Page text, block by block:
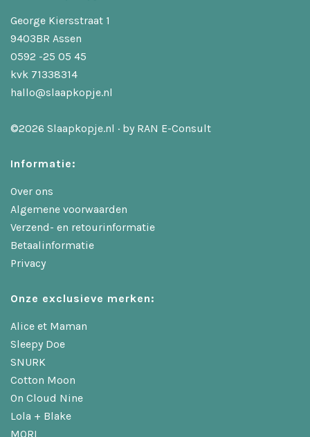
George Kiersstraat 1
9403BR Assen
0592 -25 05 45
kvk 71338314
hallo@slaapkopje.nl
©2026 Slaapkopje.nl · by RAN E-Consult
Informatie:
Over ons
Algemene voorwaarden
Verzend- en retourinformatie
Betaalinformatie
Privacy
Onze exclusieve merken:
Alice et Maman
Sleepy Doe
SNURK
Cotton Moon
On Cloud Nine
Lola + Blake
MORI